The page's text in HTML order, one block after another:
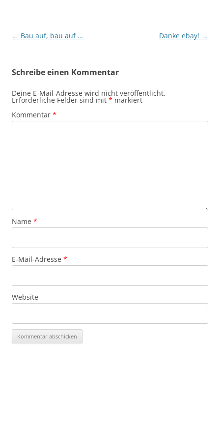
Beitragsnavigation
← Bau auf, bau auf … Danke ebay! →
Schreibe einen Kommentar
Deine E-Mail-Adresse wird nicht veröffentlicht.
Erforderliche Felder sind mit * markiert
Kommentar *
Name *
E-Mail-Adresse *
Website